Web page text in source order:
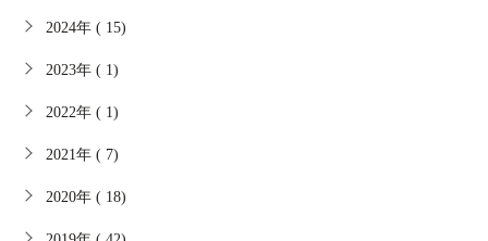
2024年 ( 15)
2023年 ( 1)
2022年 ( 1)
2021年 ( 7)
2020年 ( 18)